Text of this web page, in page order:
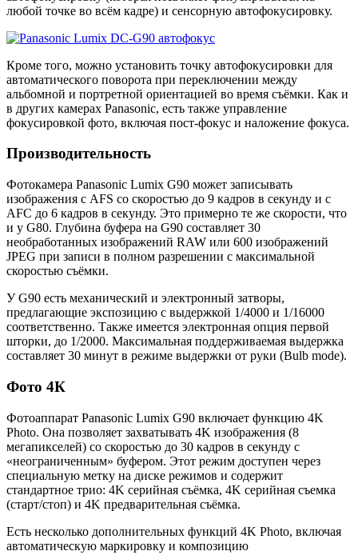
любой точке во всём кадре) и сенсорную автофокусировку.
Кроме того, можно установить точку автофокусировки для
автоматического поворота при переключении между
альбомной и портретной ориентацией во время съёмки. Как и
в других камерах Panasonic, есть также управление
фокусировкой фото, включая пост-фокус и наложение фокуса.
Производительность
Фотокамера Panasonic Lumix G90 может записывать
изображения с AFS со скоростью до 9 кадров в секунду и с
AFC до 6 кадров в секунду. Это примерно те же скорости, что
и у G80. Глубина буфера на G90 составляет 30
необработанных изображений RAW или 600 изображений
JPEG при записи в полном разрешении с максимальной
скоростью съёмки.
У G90 есть механический и электронный затворы,
предлагающие экспозицию с выдержкой 1/4000 и 1/16000
соответственно. Также имеется электронная опция первой
шторки, до 1/2000. Максимальная поддерживаемая выдержка
составляет 30 минут в режиме выдержки от руки (Bulb mode).
Фото 4К
Фотоаппарат Panasonic Lumix G90 включает функцию 4K
Photo. Она позволяет захватывать 4K изображения (8
мегапикселей) со скоростью до 30 кадров в секунду с
«неограниченным» буфером. Этот режим доступен через
специальную метку на диске режимов и содержит
стандартное трио: 4K серийная съёмка, 4K серийная съемка
(старт/стоп) и 4K предварительная съёмка.
Есть несколько дополнительных функций 4K Photo, включая
автоматическую маркировку и композицию